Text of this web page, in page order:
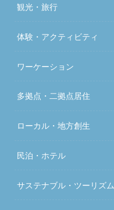
観光・旅行
体験・アクティビティ
ワーケーション
多拠点・二拠点居住
ローカル・地方創生
民泊・ホテル
サステナブル・ツーリズム